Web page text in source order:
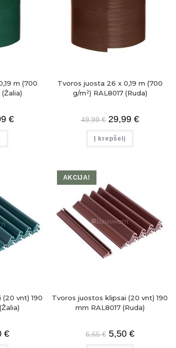
m (700
€
Tvoros juosta 26 x 0,19 m (700
g/m²) RAL8017 (Ruda)
49,99€ 29,99 €
Į krepšelį
vnt) 190
€
AKCIJA!
Tvoros juostos klipsai (20 vnt) 190
mm RAL8017 (Ruda)
6,65€ 5,50 €